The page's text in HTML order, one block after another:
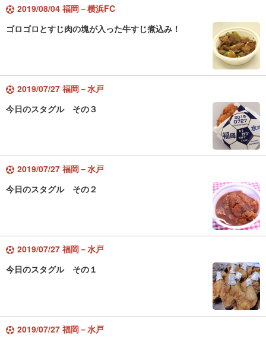
2019/08/04 福岡－横浜FC
ゴロゴロとすじ肉の塊が入った牛すじ煮込み！
2019/07/27 福岡－水戸
今日のスタグル その３
2019/07/27 福岡－水戸
今日のスタグル その２
2019/07/27 福岡－水戸
今日のスタグル その１
2019/07/27 福岡－水戸